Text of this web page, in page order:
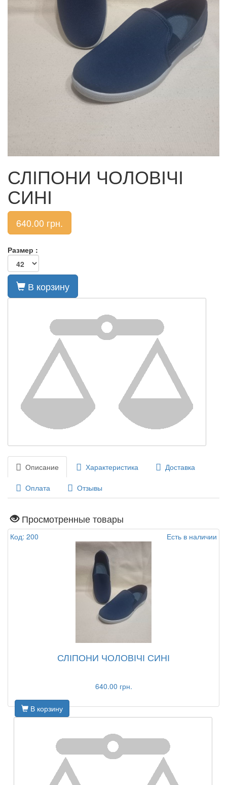
СЛІПОНИ ЧОЛОВІЧІ
СИНІ
640.00 грн.
Размер :
В корзину
Описание Характеристика Доставка
Оплата Отзывы
Просмотренные товары
Код: 200 Есть в наличии
СЛІПОНИ ЧОЛОВІЧІ СИНІ
640.00 грн.
В корзину